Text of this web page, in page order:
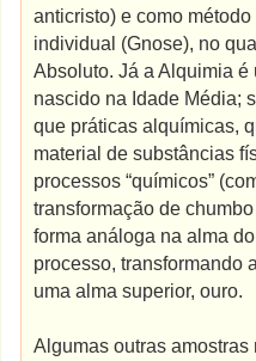
anticristo) e como
individual (Gnose), no
Absoluto. Já a Alquimia
nascido na Idade Média;
que práticas alquímicas,
material de substâncias
processos “químicos”
transformação de
forma análoga na alma
processo, transformando
uma alma superior, ouro.
Algumas outras